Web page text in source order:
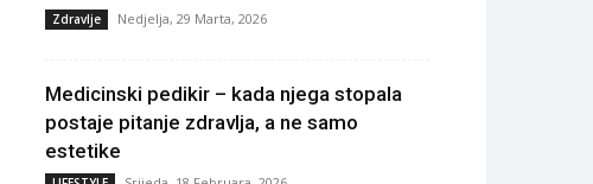
Zdravlje Nedjelja, 29 Marta, 2026
Medicinski pedikir – kada njega stopala
postaje pitanje zdravlja, a ne samo
estetike